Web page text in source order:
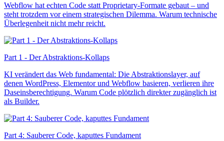
Webflow hat echten Code statt Proprietary-Formate gebaut – und
steht trotzdem vor einem strategischen Dilemma. Warum technische
Überlegenheit nicht mehr reicht.
Part 1 - Der Abstraktions-Kollaps
KI verändert das Web fundamental: Die Abstraktionslayer, auf
denen WordPress, Elementor und Webflow basieren, verlieren ihre
Daseinsberechtigung. Warum Code plötzlich direkter zugänglich ist
als Builder.
Part 4: Sauberer Code, kaputtes Fundament